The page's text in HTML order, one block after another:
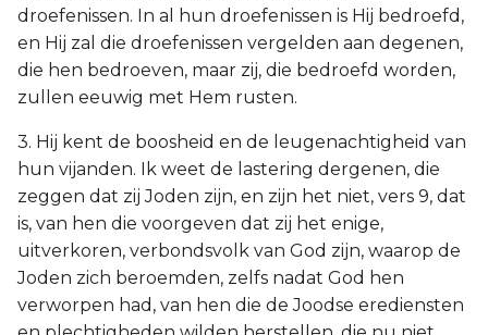
droefenissen. In al hun droefenissen is Hij bedroefd,
en Hij zal die droefenissen vergelden aan degenen,
die hen bedroeven, maar zij, die bedroefd worden,
zullen eeuwig met Hem rusten.
3. Hij kent de boosheid en de leugenachtigheid van
hun vijanden. Ik weet de lastering dergenen, die
zeggen dat zij Joden zijn, en zijn het niet, vers 9, dat
is, van hen die voorgeven dat zij het enige,
uitverkoren, verbondsvolk van God zijn, waarop de
Joden zich beroemden, zelfs nadat God hen
verworpen had, van hen die de Joodse erediensten